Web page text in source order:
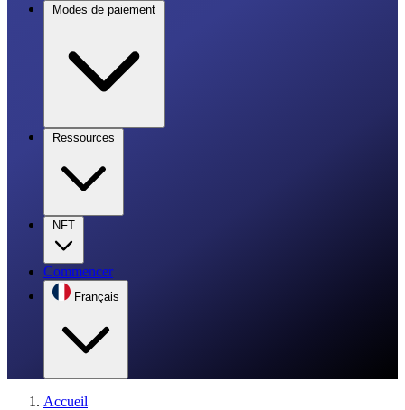
Modes de paiement
Ressources
NFT
Commencer
Français
Accueil